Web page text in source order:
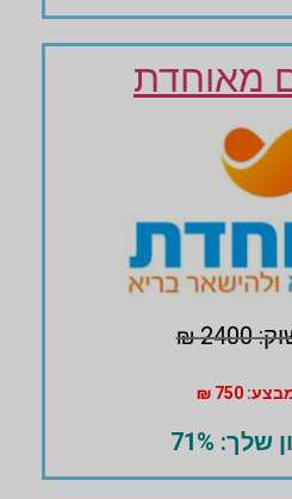
מאוחדת
₪
750 ₪
71%